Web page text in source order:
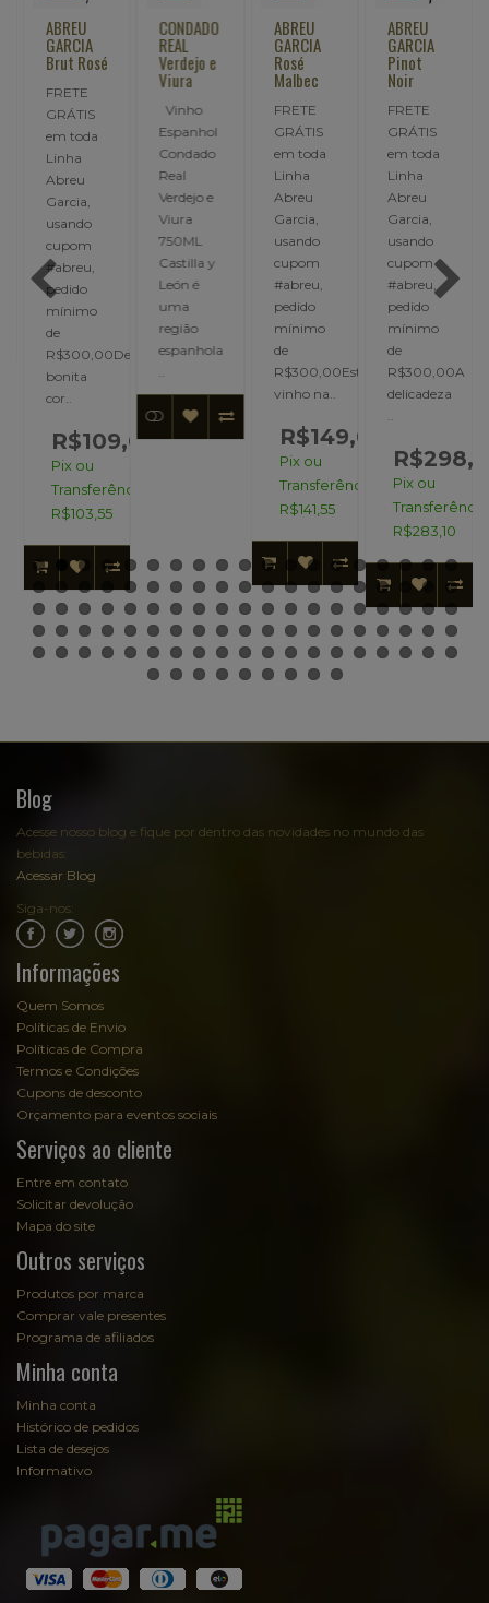
ABREU
GARCIA
Brut Rosé
FRETE
GRÁTIS
em toda
Linha
Abreu
Garcia,
usando
cupom
#abreu,
pedido
mínimo
de
R$300,00De
bonita
cor..
R$109,00
Pix ou
Transferência:
R$103,55
CONDADO
REAL
Verdejo e
Viura
Vinho
Espanhol
Condado
Real
Verdejo e
Viura
750ML
Castilla y
León é
uma
região
espanhola
ABREU
GARCIA
Rosé
Malbec
FRETE
GRÁTIS
em toda
Linha
Abreu
Garcia,
usando
cupom
#abreu,
pedido
mínimo
de
R$300,00Este
vinho na..
R$149,00
Pix ou
Transferência:
R$141,55
ABREU
GARCIA
Pinot
Noir
FRETE
GRÁTIS
em toda
Linha
Abreu
Garcia,
usando
cupom
#abreu,
pedido
mínimo
de
R$300,00A
delicadeza
Pix ou
R$283,10
Blog
Acesse nosso blog e fique por dentro das novidades no mundo das
bebidas:
Acessar Blog
Siga-nos:
Informações
Quem Somos
Políticas de Envio
Políticas de Compra
Termos e Condições
Cupons de desconto
Orçamento para eventos sociais
Serviços ao cliente
Entre em contato
Solicitar devolução
Mapa do site
Outros serviços
Produtos por marca
Comprar vale presentes
Programa de afiliados
Minha conta
Minha conta
Histórico de pedidos
Lista de desejos
Informativo